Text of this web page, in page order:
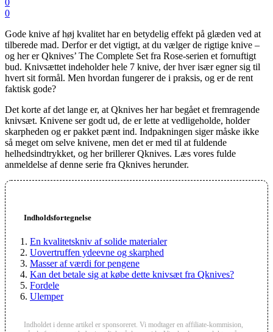
0
0
Gode knive af høj kvalitet har en betydelig effekt på glæden ved at
tilberede mad. Derfor er det vigtigt, at du vælger de rigtige knive –
og her er Qknives’ The Complete Set fra Rose-serien et fornuftigt
bud. Knivsættet indeholder hele 7 knive, der hver især egner sig til
hvert sit formål. Men hvordan fungerer de i praksis, og er de rent
faktisk gode?
Det korte af det lange er, at Qknives her har begået et fremragende
knivsæt. Knivene ser godt ud, de er lette at vedligeholde, holder
skarpheden og er pakket pænt ind. Indpakningen siger måske ikke
så meget om selve knivene, men det er med til at fuldende
helhedsindtrykket, og her brillerer Qknives. Læs vores fulde
anmeldelse af denne serie fra Qknives herunder.
Indholdsfortegnelse
En kvalitetskniv af solide materialer
Uovertruffen ydeevne og skarphed
Masser af værdi for pengene
Kan det betale sig at købe dette knivsæt fra Qknives?
Fordele
Ulemper